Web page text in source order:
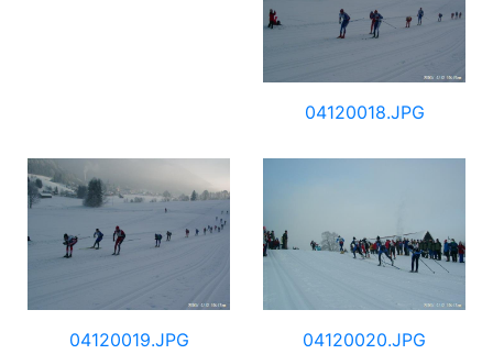
04120018.JPG
04120019.JPG 04120020.JPG